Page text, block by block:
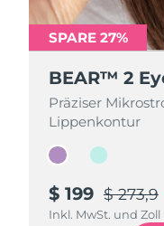
SPARE 27%
BEAR™ 2
Präziser
Lippenkontur
$ 199 $ 273,9
Inkl. MwSt. und Zoll
SPARE 27%
BEAR™ 2
Präziser
Lippenkontur
$ 199 $ 273,9
Inkl. MwSt. und Zoll